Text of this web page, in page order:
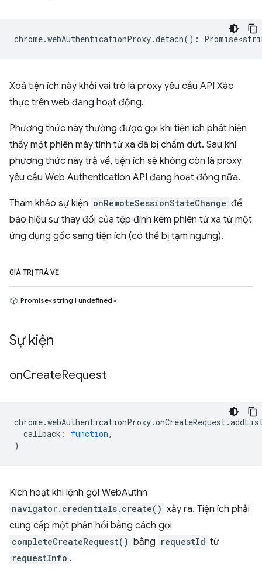
chrome.webAuthenticationProxy.detach() :
Xoá tiện ích này khỏi vai trò là proxy yêu cầu API Xác
thực trên web đang hoạt động.
Phương thức này thường được gọi khi tiện ích phát hiện
thấy một phiên máy tính từ xa đã bị chấm dứt. Sau khi
phương thức này trả về, tiện ích sẽ không còn là proxy
yêu cầu Web Authentication API đang hoạt động nữa.
Tham khảo sự kiện onRemoteSessionStateChange để
báo hiệu sự thay đổi của tệp đính kèm phiên từ xa từ một
ứng dụng gốc sang tiện ích (có thể bị tạm ngưng).
GIÁ TRỊ TRẢ VỀ
Promise<string | undefined>
Sự kiện
onCreateRequest
chrome.webAuthenticationProxy.onCreateRequest.
callback : function,
)
Kích hoạt khi lệnh gọi WebAuthn
navigator.credentials.create() xảy ra. Tiện ích phải
cung cấp một phản hồi bằng cách gọi
completeCreateRequest() bằng requestId từ
requestInfo .